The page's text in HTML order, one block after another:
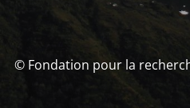
© Fondation pour la